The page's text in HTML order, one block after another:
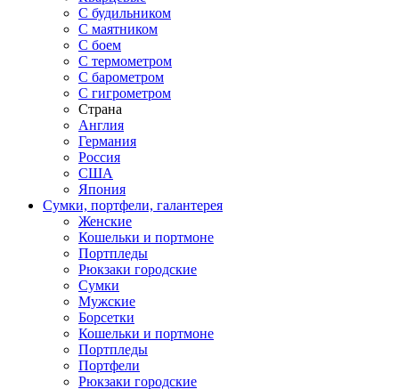
С будильником
С маятником
С боем
С термометром
С барометром
С гигрометром
Страна
Англия
Германия
Россия
США
Япония
Сумки, портфели, галантерея
Женские
Кошельки и портмоне
Портпледы
Рюкзаки городские
Сумки
Мужские
Борсетки
Кошельки и портмоне
Портпледы
Портфели
Рюкзаки городские